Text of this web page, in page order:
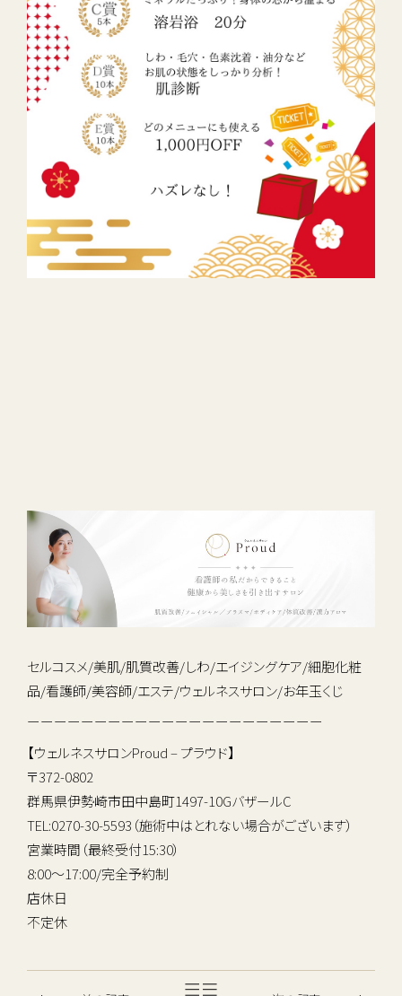
セルコスメ/美肌/肌質改善/しわ/エイジングケア/細胞化粧
品/看護師/美容師/エステ/ウェルネスサロン/お年玉くじ
ーーーーーーーーーーーーーーーーーーーーーー
【ウェルネスサロンProud – プラウド】
〒372-0802
群馬県伊勢崎市田中島町1497-10GバザールC
TEL:0270-30-5593（施術中はとれない場合がございます）
宮業時間（最終受付15:30）
8:00～17:00/完全予約制
店休日
不定休